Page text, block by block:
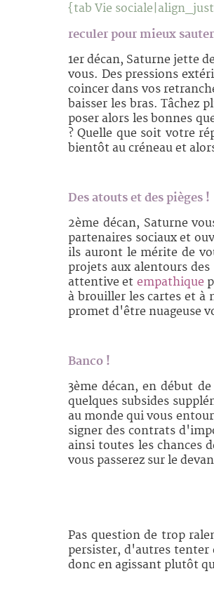
{tab Vie sociale
reculer pour mieux
1er décan, Saturne jette
vous. Des pressions
coincer dans vos
baisser les bras. Tâchez
poser alors les bonnes
? Quelle que soit votre
bientôt au créneau et
Des atouts et des pièges !
2ème décan, Saturne
partenaires sociaux et
ils auront le mérite de
projets aux alentours
attentive et empathique
à brouiller les cartes et à
promet d'être nuageuse
Banco !
3ème décan, en début
quelques subsides
au monde qui vous
signer des contrats
ainsi toutes les chances
vous passerez sur le
Pas question de trop
persister, d'autres tenter
donc en agissant plutôt